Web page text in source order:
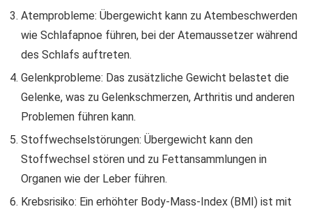
Atemprobleme: Übergewicht kann zu Atembeschwerden
wie Schlafapnoe führen, bei der Atemaussetzer während
des Schlafs auftreten.
Gelenkprobleme: Das zusätzliche Gewicht belastet die
Gelenke, was zu Gelenkschmerzen, Arthritis und anderen
Problemen führen kann.
Stoffwechselstörungen: Übergewicht kann den
Stoffwechsel stören und zu Fettansammlungen in
Organen wie der Leber führen.
Krebsrisiko: Ein erhöhter Body-Mass-Index (BMI) ist mit